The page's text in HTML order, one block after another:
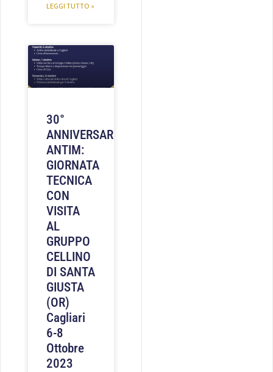
LEGGI TUTTO »
30°
ANNIVERSARIO
ANTIM:
GIORNATA
TECNICA
CON
VISITA
AL
GRUPPO
CELLINO
DI SANTA
GIUSTA
(OR)
Cagliari
6-8
Ottobre
2023